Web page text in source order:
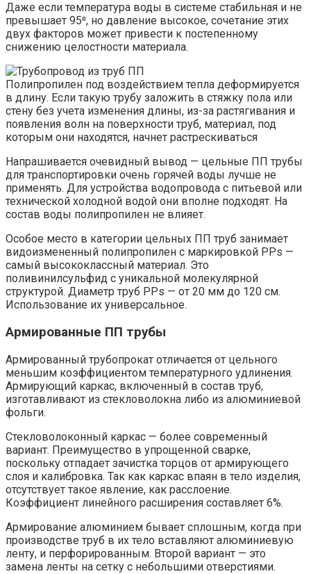
Даже если температура воды в системе стабильная и не
превышает 95⁰, но давление высокое, сочетание этих
двух факторов может привести к постепенному
снижению целостности материала.
Полипропилен под воздействием тепла деформируется
в длину. Если такую трубу заложить в стяжку пола или
стену без учета изменения длины, из-за растягивания и
появления волн на поверхности труб, материал, под
которым они находятся, начнет растрескиваться
Напрашивается очевидный вывод — цельные ПП трубы
для транспортировки очень горячей воды лучше не
применять. Для устройства водопровода с питьевой или
технической холодной водой они вполне подходят. На
состав воды полипропилен не влияет.
Особое место в категории цельных ПП труб занимает
видоизмененный полипропилен с маркировкой PPs —
самый высококлассный материал. Это
поливинилсульфид с уникальной молекулярной
структурой. Диаметр труб PPs — от 20 мм до 120 см.
Использование их универсальное.
Армированные ПП трубы
Армированный трубопрокат отличается от цельного
меньшим коэффициентом температурного удлинения.
Армирующий каркас, включенный в состав труб,
изготавливают из стекловолокна либо из алюминиевой
фольги.
Стекловолоконный каркас — более современный
вариант. Преимущество в упрощенной сварке,
поскольку отпадает зачистка торцов от армирующего
слоя и калибровка. Так как каркас впаян в тело изделия,
отсутствует такое явление, как расслоение.
Коэффициент линейного расширения составляет 6%.
Армирование алюминием бывает сплошным, когда при
производстве труб в их тело вставляют алюминиевую
ленту, и перфорированным. Второй вариант — это
замена ленты на сетку с небольшими отверстиями.